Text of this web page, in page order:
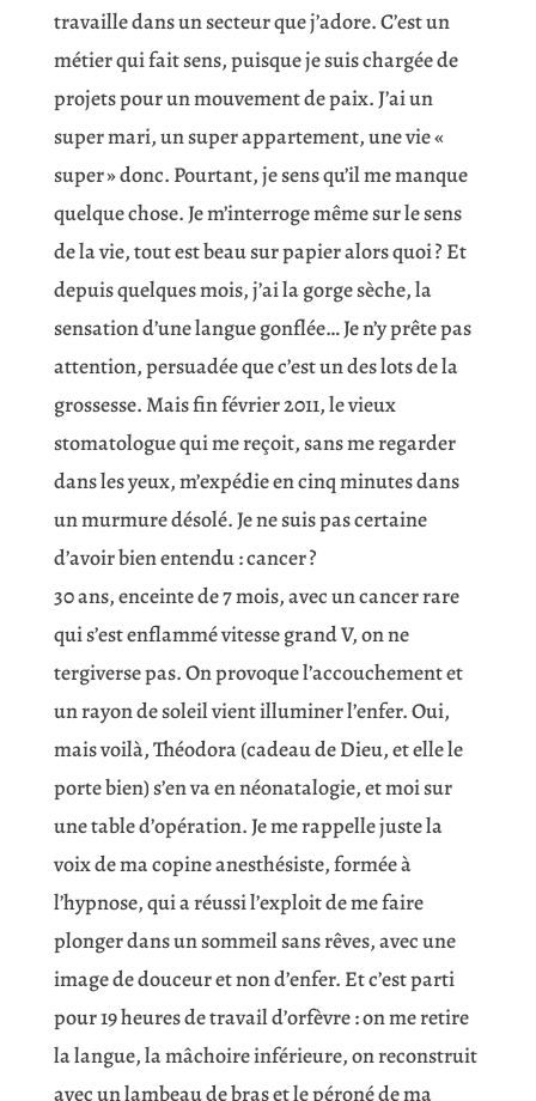
travaille dans un secteur que j’adore. C’est un
métier qui fait sens, puisque je suis chargée de
projets pour un mouvement de paix. J’ai un
super mari, un super appartement, une vie «
super » donc. Pourtant, je sens qu’il me manque
quelque chose. Je m’interroge même sur le sens
de la vie, tout est beau sur papier alors quoi ? Et
depuis quelques mois, j’ai la gorge sèche, la
sensation d’une langue gonflée… Je n’y prête pas
attention, persuadée que c’est un des lots de la
grossesse. Mais fin février 2011, le vieux
stomatologue qui me reçoit, sans me regarder
dans les yeux, m’expédie en cinq minutes dans
un murmure désolé. Je ne suis pas certaine
d’avoir bien entendu : cancer ?
30 ans, enceinte de 7 mois, avec un cancer rare
qui s’est enflammé vitesse grand V, on ne
tergiverse pas. On provoque l’accouchement et
un rayon de soleil vient illuminer l’enfer. Oui,
mais voilà, Théodora (cadeau de Dieu, et elle le
porte bien) s’en va en néonatalogie, et moi sur
une table d’opération. Je me rappelle juste la
voix de ma copine anesthésiste, formée à
l’hypnose, qui a réussi l’exploit de me faire
plonger dans un sommeil sans rêves, avec une
image de douceur et non d’enfer. Et c’est parti
pour 19 heures de travail d’orfèvre : on me retire
la langue, la mâchoire inférieure, on reconstruit
avec un lambeau de bras et le péroné de ma